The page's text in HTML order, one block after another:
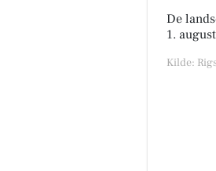
De
1.
Kilde: